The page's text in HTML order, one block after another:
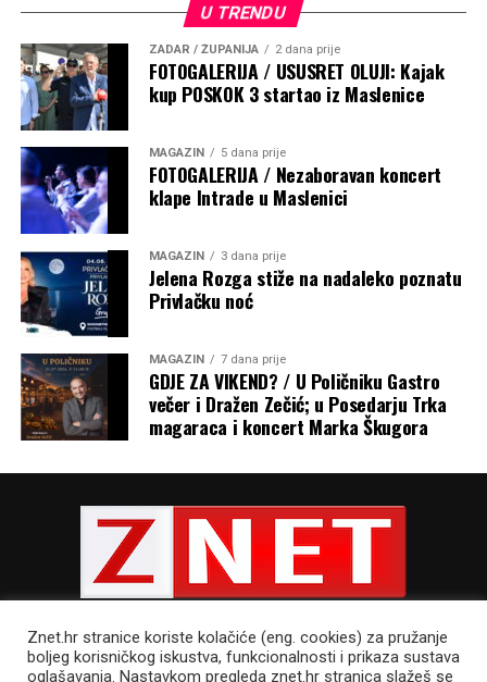
U TRENDU
ZADAR / ŽUPANIJA 2 dana prije
FOTOGALERIJA / USUSRET OLUJI: Kajak
kup POSKOK 3 startao iz Maslenice
MAGAZIN 5 dana prije
FOTOGALERIJA / Nezaboravan koncert
klape Intrade u Maslenici
MAGAZIN 3 dana prije
Jelena Rozga stiže na nadaleko poznatu
Privlačku noć
MAGAZIN 7 dana prije
GDJE ZA VIKEND? / U Poličniku Gastro
večer i Dražen Zečić; u Posedarju Trka
magaraca i koncert Marka Škugora
Znet.hr stranice koriste kolačiće (eng. cookies) za pružanje
boljeg korisničkog iskustva, funkcionalnosti i prikaza sustava
oglašavanja. Nastavkom pregleda znet.hr stranica slažeš se